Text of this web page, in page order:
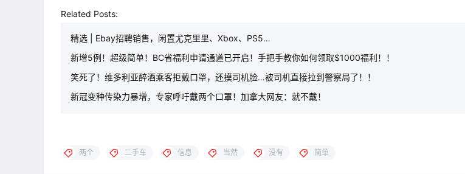
Related Posts:
精选 | Ebay招聘销售，闲置尤克里里、Xbox、PS5…
新增5例！超级简单！BC省福利申请通道已开启！手把手教你如何领取$1000福利！！
笑死了！维多利亚醉酒乘客拒戴口罩，还摸司机脸…被司机直接拉到警察局了！！
新冠变种传染力暴增，专家呼吁戴两个口罩！加拿大网友：就不戴！
两个 二手车 信息 当然 没有 简单